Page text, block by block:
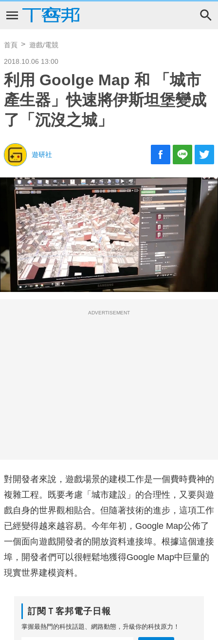
首頁 遊戲/電競
2018.10.06 13:00
利用 Goolge Map 和 「城市
產生器」快速將伊斯坦堡變成
了「沉沒之城」
遊研社
ADVERTISEMENT
對開發者來說，遊戲場景的建模工作是一個費時費神的
複雜工程。既要考慮「城市建設」的合理性，又要與遊
戲自身的世界觀相貼合。但隨著技術的進步，這項工作
已經變得越來越容易。今年年初，Google Map公佈了
一個面向遊戲開發者的開放資料連接埠。根據這個連接
埠，開發者們可以很輕鬆地獲得Google Map中巨量的
現實世界建模資料。
訂閱Ｔ客邦電子日報
掌握最熱門的科技話題、網路動態，升級你的科技原力！